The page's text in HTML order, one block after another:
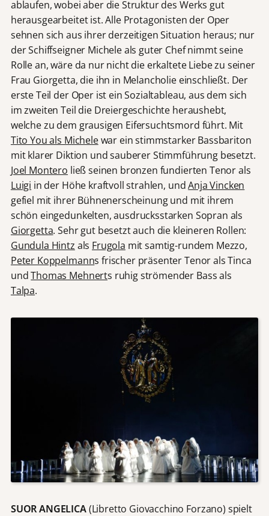
ablaufen, wobei aber die Struktur des Werks gut
herausgearbeitet ist. Alle Protagonisten der Oper
sehnen sich aus ihrer derzeitigen Situation heraus; nur
der Schiffseigner Michele als guter Chef nimmt seine
Rolle an, wäre da nur nicht die erkaltete Liebe zu seiner
Frau Giorgetta, die ihn in Melancholie einschließt. Der
erste Teil der Oper ist ein Sozialtableau, aus dem sich
im zweiten Teil die Dreiergeschichte heraushebt,
welche zu dem grausigen Eifersuchtsmord führt. Mit
Tito You als Michelewar ein stimmstarker Bassbariton
mit klarer Diktion und sauberer Stimmführung besetzt.
Joel Montero ließ seinen bronzen fundierten Tenor als
Luigi in der Höhe kraftvoll strahlen, undAnja Vincken
gefiel mit ihrer Bühnenerscheinung und mit ihrem
schön eingedunkelten, ausdrucksstarken Sopran als
Giorgetta. Sehr gut besetzt auch die kleineren Rollen:
Gundula Hintz als Frugola mit samtig-rundem Mezzo,
Peter Koppelmanns frischer präsenter Tenor als Tinca
undThomas Mehnerts ruhig strömender Bass als
Talpa.
SUOR ANGELICA(Libretto Giovacchino Forzano) spielt